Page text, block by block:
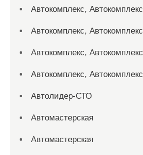
Автокомплекс, Автокомплекс
Автокомплекс, Автокомплекс
Автокомплекс, Автокомплекс
Автокомплекс, Автокомплекс
Автолидер-СТО
Автомастерская
Автомастерская